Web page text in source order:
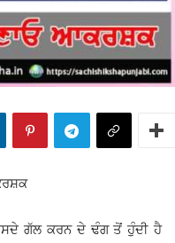
ਗੱਲ ਕਰਨ ਦੇ ਢੰਗ ਤੋਂ ਹੁੰਦੀ ਹੈ